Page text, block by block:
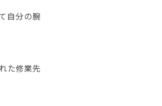
自分の腕
た修業先